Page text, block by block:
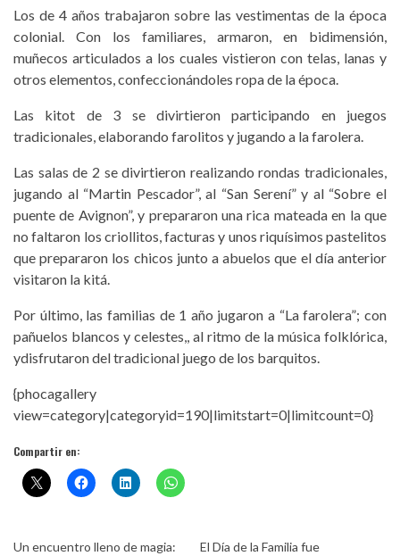
Los de 4 años trabajaron sobre las vestimentas de la época
colonial. Con los familiares, armaron, en bidimensión,
muñecos articulados a los cuales vistieron con telas, lanas y
otros elementos, confeccionándoles ropa de la época.
Las kitot de 3 se divirtieron participando en juegos
tradicionales, elaborando farolitos y jugando a la farolera.
Las salas de 2 se divirtieron realizando rondas tradicionales,
jugando al “Martin Pescador”, al “San Serení” y al “Sobre el
puente de Avignon”, y prepararon una rica mateada en la que
no faltaron los criollitos, facturas y unos riquísimos pastelitos
que prepararon los chicos junto a abuelos que el día anterior
visitaron la kitá.
Por último, las familias de 1 año jugaron a “La farolera”; con
pañuelos blancos y celestes,, al ritmo de la música folklórica,
ydisfrutaron del tradicional juego de los barquitos.
{phocagallery
view=category|categoryid=190|limitstart=0|limitcount=0}
Compartir en:
Un encuentro lleno de magia:
El Día de la Familia fue